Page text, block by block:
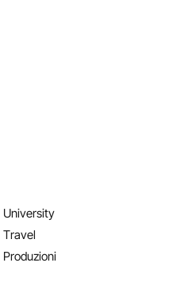
University
Travel
Produzioni